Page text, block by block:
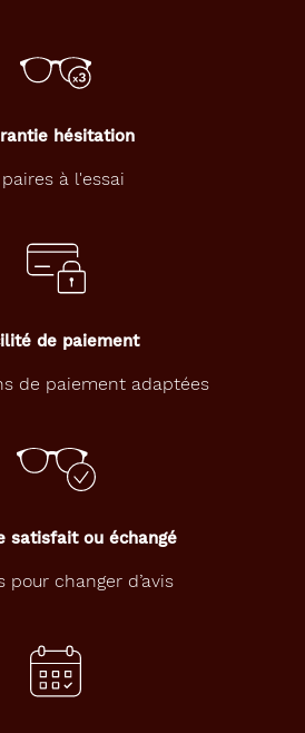
hésitation
à l'essai
de paiement
de paiement adaptées
satisfait ou échangé
pour changer d’avis